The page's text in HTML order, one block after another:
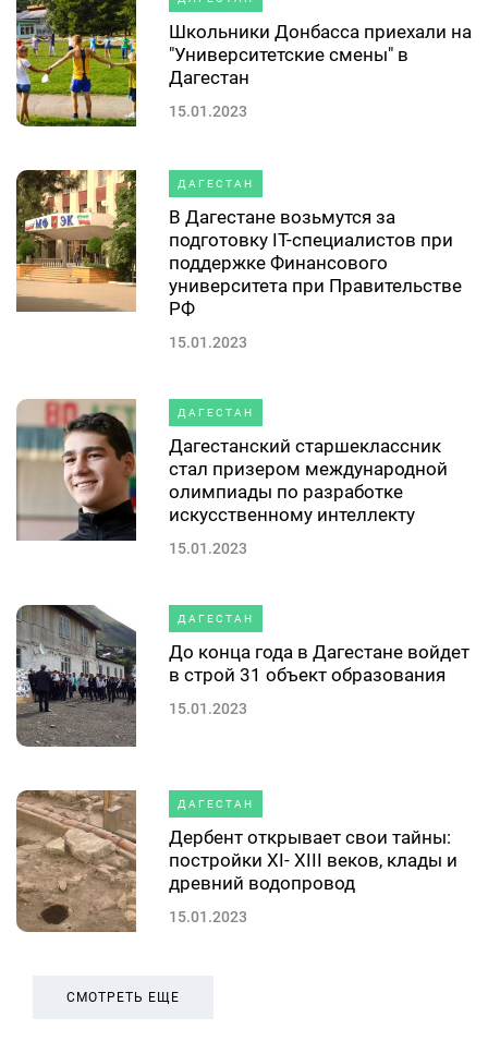
Школьники Донбасса приехали на
"Университетские смены" в
Дагестан
15.01.2023
ДАГЕСТАН
В Дагестане возьмутся за
подготовку IT-специалистов при
поддержке Финансового
университета при Правительстве
РФ
15.01.2023
ДАГЕСТАН
Дагестанский старшеклассник
стал призером международной
олимпиады по разработке
искусственному интеллекту
15.01.2023
ДАГЕСТАН
До конца года в Дагестане войдет
в строй 31 объект образования
15.01.2023
ДАГЕСТАН
Дербент открывает свои тайны:
постройки XI- XIII веков, клады и
древний водопровод
15.01.2023
СМОТРЕТЬ ЕЩЕ